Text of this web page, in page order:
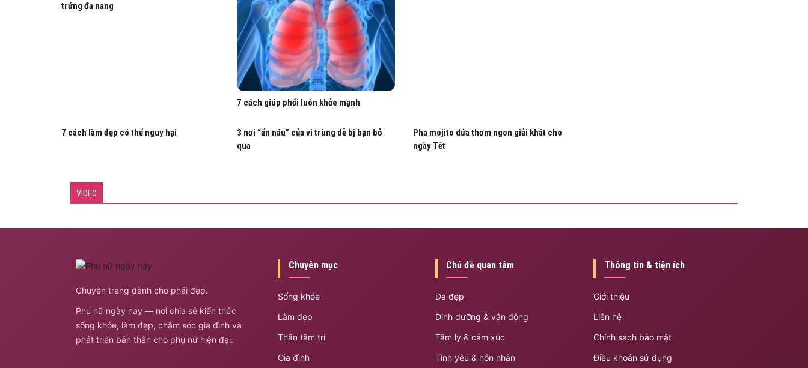
trứng đa nang
7 cách giúp phổi luôn khỏe mạnh
7 cách làm đẹp có thể nguy hại
3 nơi “ẩn náu” của vi trùng dễ bị bạn bỏ
qua
Pha mojito dứa thơm ngon giải khát cho
ngày Tết
VIDEO
Chuyên trang dành cho phái đẹp.
Phụ nữ ngày nay — nơi chia sẻ kiến thức
sống khỏe, làm đẹp, chăm sóc gia đình và
phát triển bản thân cho phụ nữ hiện đại.
Chuyên mục
Sống khỏe
Làm đẹp
Thân tâm trí
Gia đình
Chủ đề quan tâm
Da đẹp
Dinh dưỡng & vận động
Tâm lý & cảm xúc
Tình yêu & hôn nhân
Thông tin & tiện ích
Giới thiệu
Liên hệ
Chính sách bảo mật
Điều khoản sử dụng